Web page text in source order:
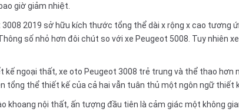
giờ giảm nhiệt.
2019 sở hữu kích thước tổng thể dài x rộng x cao tương
số nhỏ hơn đôi chút so với xe Peugeot 5008. Tuy nhiên
kế ngoại thất, xe oto Peugeot 3008 trẻ trung và thể thao hơn
tổng thể thiết kế của cả hai vẫn tuân thủ một ngôn ngữ thiết
khoang nội thất, ấn tượng đầu tiên là cảm giác một không